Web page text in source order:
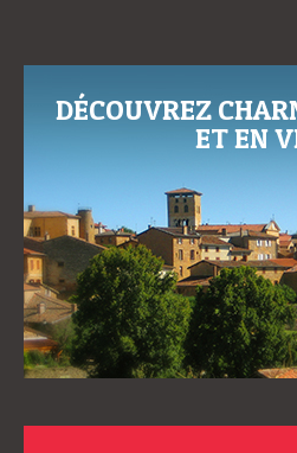
DÉCOUVREZ
ET EN